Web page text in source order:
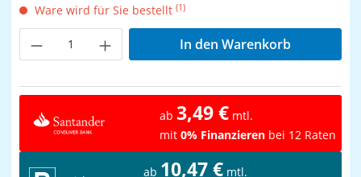
Ware wird für Sie bestellt (1)
Produkt Anzahl: Gib den gewünschten
In den Warenkorb
ab 3,49 € mtl.
mit 0% Finanzieren bei 12 Raten
ab 10,47 € mtl.